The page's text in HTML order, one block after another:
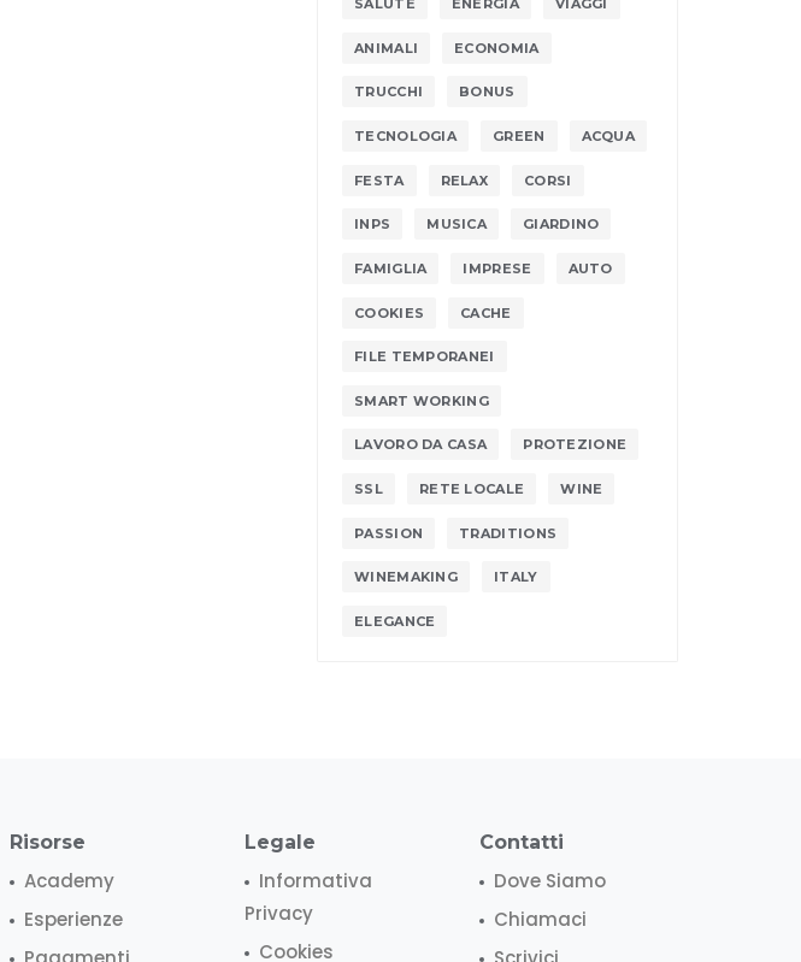
SALUTE ENERGIA VIAGGI
ANIMALI ECONOMIA
TRUCCHI BONUS
TECNOLOGIA GREEN ACQUA
FESTA RELAX CORSI
INPS MUSICA GIARDINO
FAMIGLIA IMPRESE AUTO
COOKIES CACHE
FILE TEMPORANEI
SMART WORKING
LAVORO DA CASA PROTEZIONE
SSL RETE LOCALE WINE
PASSION TRADITIONS
WINEMAKING ITALY
ELEGANCE
Risorse
Academy
Esperienze
Legale
Informativa
Privacy
Cookies
Contatti
Dove Siamo
Chiamaci